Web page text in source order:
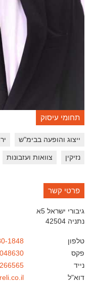
תחומי עיסוק
ייצוג והופעה בבימ"ש
נזיקין צוואות ועזבונות
פרטי קשר
גיבורי ישראל 5א
נתניה 42504
טלפון
1848
פקס
נייד
דוא"ל